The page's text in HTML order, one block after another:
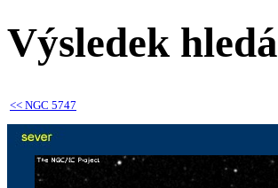
Výsledek
<< NGC 5747